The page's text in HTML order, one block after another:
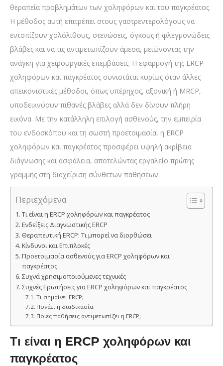
θεραπεία προβλημάτων των χοληφόρων και του παγκρέατος.
Η μέθοδος αυτή επιτρέπει στους γαστρεντερολόγους να
εντοπίζουν χολόλιθους, στενώσεις, όγκους ή φλεγμονώδεις
βλάβες και να τις αντιμετωπίζουν άμεσα, μειώνοντας την
ανάγκη για χειρουργικές επεμβάσεις. Η εφαρμογή της ERCP
χοληφόρων και παγκρέατος συνιστάται κυρίως όταν άλλες
απεικονιστικές μέθοδοι, όπως υπέρηχος, αξονική ή MRCP,
υποδεικνύουν πιθανές βλάβες αλλά δεν δίνουν πλήρη
εικόνα. Με την κατάλληλη επιλογή ασθενούς, την εμπειρία
του ενδοσκόπου και τη σωστή προετοιμασία, η ERCP
χοληφόρων και παγκρέατος προσφέρει υψηλή ακρίβεια
διάγνωσης και ασφάλεια, αποτελώντας εργαλείο πρώτης
γραμμής στη διαχείριση σύνθετων παθήσεων.
Περιεχόμενα
Τι είναι η ERCP χοληφόρων και παγκρέατος
Ενδείξεις Διαγνωστικής ERCP
Θεραπευτική ERCP: Τι μπορεί να διορθώσει
Κίνδυνοι και Επιπλοκές
Προετοιμασία ασθενούς για ERCP χοληφόρων και
παγκρέατος
Συχνά χρησιμοποιούμενες τεχνικές
Συχνές Ερωτήσεις για ERCP χοληφόρων και παγκρέατος
Τι σημαίνει ERCP;
Πονάει η διαδικασία;
Ποιες παθήσεις αντιμετωπίζει η ERCP;
Τι είναι η ERCP χοληφόρων και
παγκρέατος